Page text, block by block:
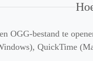
OGG-bestand te
QuickTime